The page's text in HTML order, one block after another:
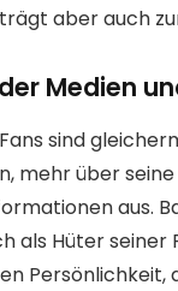
aber auch
Medien
sind
mehr über
aus.
als Hüter